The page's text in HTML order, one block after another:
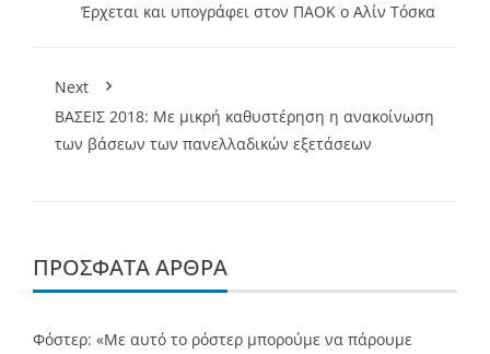
Έρχεται και υπογράφει στον ΠΑΟΚ ο Αλίν Τόσκα
Next
ΒΑΣΕΙΣ 2018: Με μικρή καθυστέρηση η ανακοίνωση
των βάσεων των πανελλαδικών εξετάσεων
ΠΡΌΣΦΑΤΑ ΆΡΘΡΑ
Φόστερ: «Με αυτό το ρόστερ μπορούμε να πάρουμε